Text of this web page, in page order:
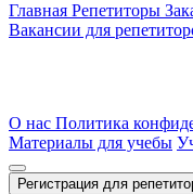
Главная Репетиторы
Вакансии для
О нас Политика
Материалы для учебы
Регистрация для